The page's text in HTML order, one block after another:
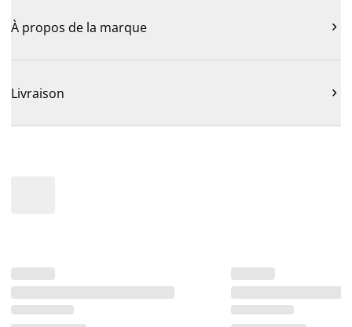
À propos de la marque 
Livraison 